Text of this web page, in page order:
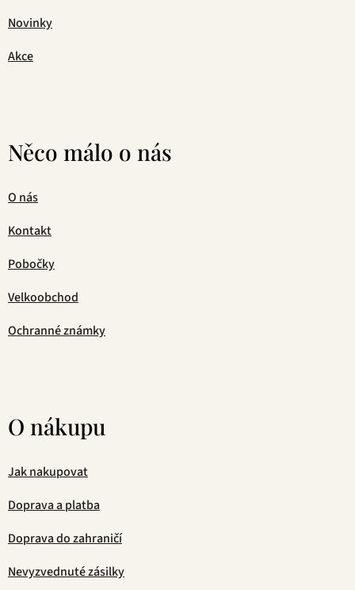
Novinky
Akce
Něco málo o nás
O nás
Kontakt
Pobočky
Velkoobchod
Ochranné známky
O nákupu
Jak nakupovat
Doprava a platba
Doprava do zahraničí
Nevyzvednuté zásilky